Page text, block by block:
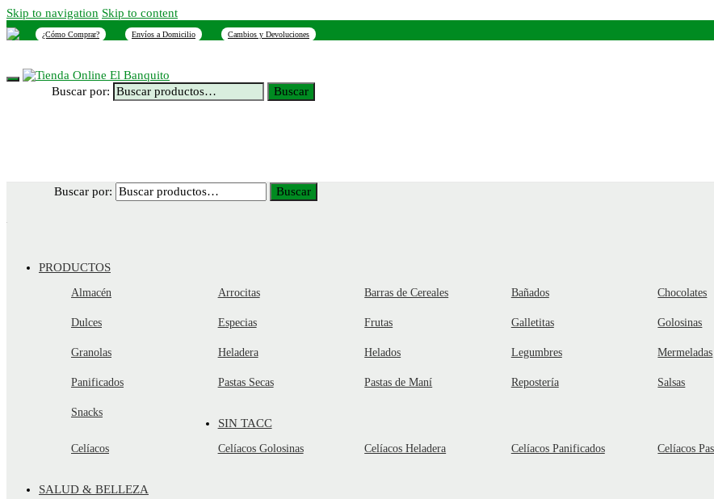
Skip to navigation Skip to content
¿Cómo Comprar? Envíos a Domicilio Cambios y Devoluciones
Buscar por: Buscar
Buscar por: Buscar
PRODUCTOS
Almacén Arrocitas Barras de Cereales Bañados Chocolates
Dulces Especias Frutas Galletitas Golosinas
Granolas Heladera Helados Legumbres Mermeladas
Panificados Pastas Secas Pastas de Maní Repostería Salsas
Snacks
SIN TACC
Celíacos Celíacos Golosinas Celíacos Heladera Celíacos Panificados Celíacos
SALUD & BELLEZA